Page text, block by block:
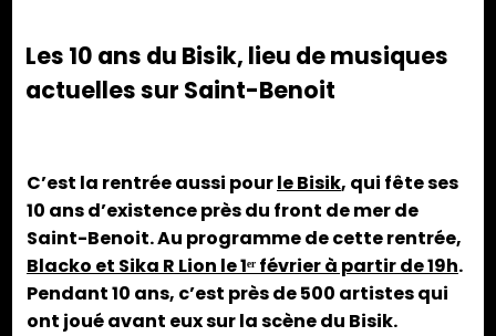
Les 10 ans du Bisik, lieu de musiques
actuelles sur Saint-Benoit
C’est la rentrée aussi pourle Bisik, qui fête ses
10 ans d’existence près du front de mer de
Saint-Benoit. Au programme de cette rentrée,
Blacko et Sika R Lion le 1ᵉʳ février à partir de 19h.
Pendant 10 ans, c’est près de 500 artistes qui
ont joué avant eux sur la scène du Bisik.